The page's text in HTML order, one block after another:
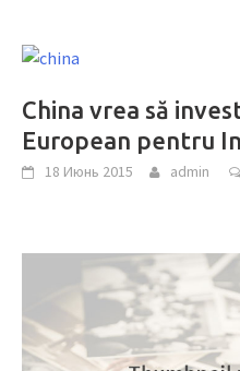
China vrea să
European pentru
18 Июнь 2015 admin